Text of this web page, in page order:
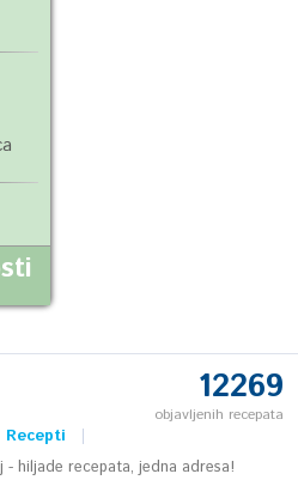
12269
objavljenih recepata
Recepti
hiljade recepata, jedna adresa!